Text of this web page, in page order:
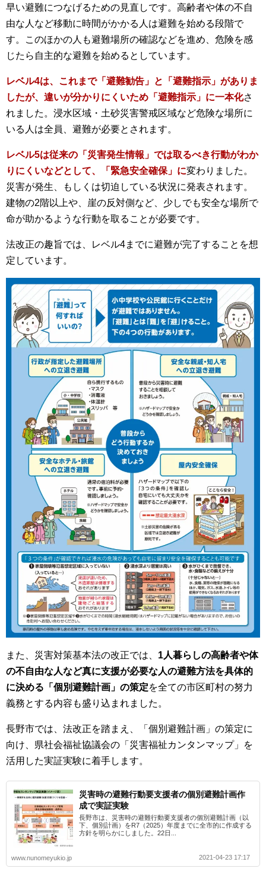
早い避難につなげるための見直しです。高齢者や体の不自
由な人など移動に時間がかかる人は避難を始める段階で
す。このほかの人も避難場所の確認などを進め、危険を感
じたら自主的な避難を始めるとしています。
レベル4は、これまで「避難勧告」と「避難指示」がありま
したが、違いが分かりにくいため「避難指示」に一本化さ
れました。浸水区域・土砂災害警戒区域など危険な場所に
いる人は全員、避難が必要とされます。
レベル5は従来の「災害発生情報」では取るべき行動がわか
りにくいなどとして、「緊急安全確保」に変わりました。
災害が発生、もしくは切迫している状況に発表されます。
建物の2階以上や、崖の反対側など、少しでも安全な場所で
命が助かるような行動を取ることが必要です。
法改正の趣旨では、レベル4までに避難が完了することを想
定しています。
また、災害対策基本法の改正では、 1人暮らしの高齢者や体
の不自由な人など真に支援が必要な人の避難方法を具体的
に決める「個別避難計画」の策定を全ての市区町村の努力
義務とする内容も盛り込まれました。
長野市では、法改正を踏まえ、「個別避難計画」の策定に
向け、県社会福祉協議会の「災害福祉カンタンマップ」を
活用した実証実験に着手します。
災害時の避難行動要支援者の個別避難計画作
成で実証実験
長野市は、災害時の避難行動要支援者の個別避難計画（以
下、個別計画）をR7（2025）年度までに全市的に作成する
方針を明らかにしました。22日...
www.nunomeyukio.jp 2021-04-23 17:17